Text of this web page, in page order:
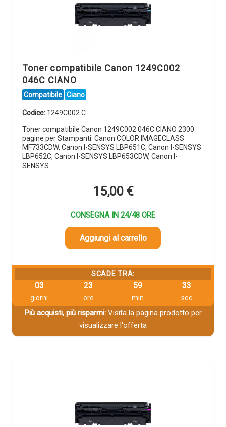
Toner compatibile Canon 1249C002
046C CIANO
Compatibile Ciano
Codice: 1249C002.C
Toner compatibile Canon 1249C002 046C CIANO 2300
pagine per Stampanti: Canon COLOR IMAGECLASS
MF733CDW, Canon I-SENSYS LBP651C, Canon I-SENSYS
LBP652C, Canon I-SENSYS LBP653CDW, Canon I-
SENSYS…
15,00 €
CONSEGNA IN 24/48 ORE
Aggiungi al carrello
SCADE TRA:
03
giorni
23
ore
59
min
32
sec
Più acquisti, più risparmi:Visita la pagina prodotto per
visualizzare l'offerta